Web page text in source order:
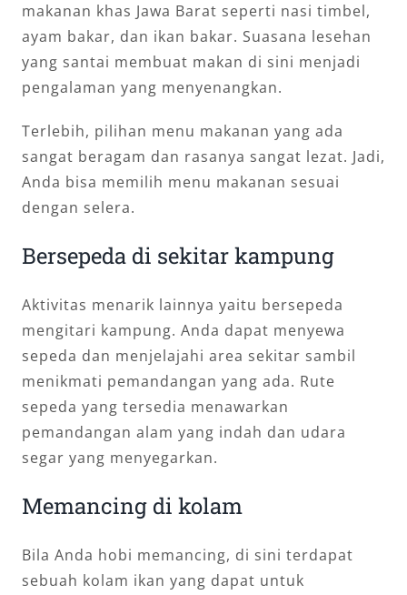
makanan khas Jawa Barat seperti nasi timbel,
ayam bakar, dan ikan bakar. Suasana lesehan
yang santai membuat makan di sini menjadi
pengalaman yang menyenangkan.
Terlebih, pilihan menu makanan yang ada
sangat beragam dan rasanya sangat lezat. Jadi,
Anda bisa memilih menu makanan sesuai
dengan selera.
Bersepeda di sekitar kampung
Aktivitas menarik lainnya yaitu bersepeda
mengitari kampung. Anda dapat menyewa
sepeda dan menjelajahi area sekitar sambil
menikmati pemandangan yang ada. Rute
sepeda yang tersedia menawarkan
pemandangan alam yang indah dan udara
segar yang menyegarkan.
Memancing di kolam
Bila Anda hobi memancing, di sini terdapat
sebuah kolam ikan yang dapat untuk